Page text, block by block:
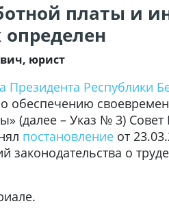
платы и
юрист
Президента Республики
обеспечению
(далее – Указ № 3)
постановление от
о